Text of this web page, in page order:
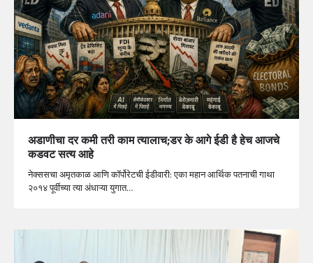
अडाणीचा दर कमी तरी काम त्यालाच;डर के आगे ईडी है हेच आजचे
कडवट सत्य आहे
नेक्ससचा अमृतकाळ आणि कॉर्पोरेटची ईडीवारी: एका महान आर्थिक पतनाची गाथा
२०१४ पूर्वीच्या त्या अंधाऱ्या युगात…